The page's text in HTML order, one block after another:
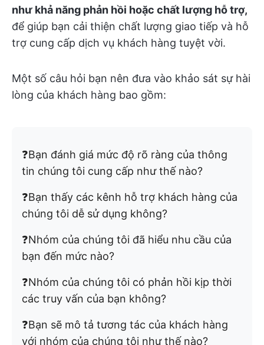
như khả năng phản hồi hoặc chất lượng hỗ trợ,
để giúp bạn cải thiện chất lượng giao tiếp và hỗ
trợ cung cấp dịch vụ khách hàng tuyệt vời.
Một số câu hỏi bạn nên đưa vào khảo sát sự hài
lòng của khách hàng bao gồm:
❓Bạn đánh giá mức độ rõ ràng của thông
tin chúng tôi cung cấp như thế nào?
❓Bạn thấy các kênh hỗ trợ khách hàng của
chúng tôi dễ sử dụng không?
❓Nhóm của chúng tôi đã hiểu nhu cầu của
bạn đến mức nào?
❓Nhóm của chúng tôi có phản hồi kịp thời
các truy vấn của bạn không?
❓Bạn sẽ mô tả tương tác của khách hàng
với nhóm của chúng tôi như thế nào?